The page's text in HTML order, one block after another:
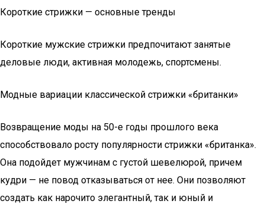
Короткие стрижки — основные тренды
Короткие мужские стрижки предпочитают занятые
деловые люди, активная молодежь, спортсмены.
Модные вариации классической стрижки «британки»
Возвращение моды на 50-е годы прошлого века
способствовало росту популярности стрижки «британка».
Она подойдет мужчинам с густой шевелюрой, причем
кудри — не повод отказываться от нее. Они позволяют
создать как нарочито элегантный, так и юный и